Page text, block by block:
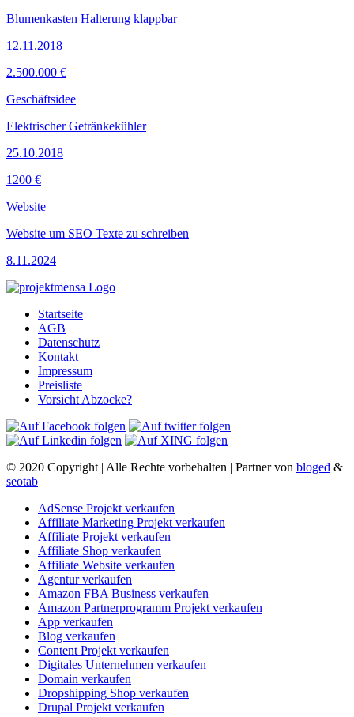
Blumenkasten Halterung klappbar
12.11.2018
2.500.000 €
Geschäftsidee
Elektrischer Getränkekühler
25.10.2018
1200 €
Website
Website um SEO Texte zu schreiben
8.11.2024
Startseite
AGB
Datenschutz
Kontakt
Impressum
Preisliste
Vorsicht Abzocke?
© 2020 Copyright | Alle Rechte vorbehalten | Partner von bloged &
seotab
AdSense Projekt verkaufen
Affiliate Marketing Projekt verkaufen
Affiliate Projekt verkaufen
Affiliate Shop verkaufen
Affiliate Website verkaufen
Agentur verkaufen
Amazon FBA Business verkaufen
Amazon Partnerprogramm Projekt verkaufen
App verkaufen
Blog verkaufen
Content Projekt verkaufen
Digitales Unternehmen verkaufen
Domain verkaufen
Dropshipping Shop verkaufen
Drupal Projekt verkaufen